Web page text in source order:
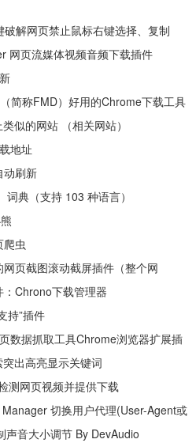
解网页禁止鼠标右键选择、复制
网页流媒体视频音频下载插件
简称FMD）好用的Chrome下载工具
似的网站 （相关网站）
地址
动刷新
典（支持 103 种语言）
爬虫
页截图滚动截屏插件（整个网
Chrono下载管理器
持”插件
数据抓取工具Chrome浏览器扩展插
出高亮显示关键词
测网页视频并提供下载
切换用户代理(User-Agent或
音大小调节 By DevAudio